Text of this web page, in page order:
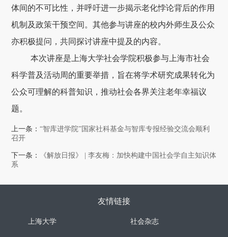
体间的不可比性，并呼吁进一步揭示老化悖论背后的作用
机制及政策干预空间。其他参与讲座的校内外师生及公众
亦积极提问，共同探讨讲座中提及的内容。
本次讲座是上海大学社会学院积极参与上海市社会
科学普及活动周的重要举措，旨在将学术研究成果转化为
公众可理解的科普知识，推动社会各界关注老年幸福议
题。
上一条：“智库进学院”国家社科基金与智库专报经验交流会顺利
召开
下一条：
《解放日报》 | 李友梅：加快构建中国社会学自主知识体
系
友情链接
上海大学 社会杂志